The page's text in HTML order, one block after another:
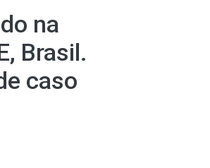
na
Brasil.
caso